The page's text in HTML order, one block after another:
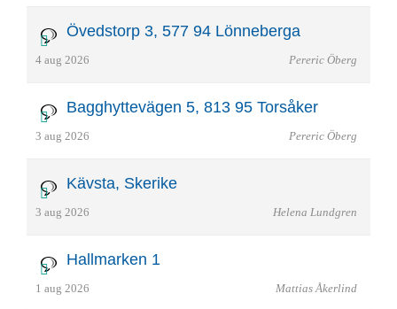
Övedstorp 3, 577 94 Lönneberga
4 aug 2026 Pereric Öberg
Bagghyttevägen 5, 813 95 Torsåker
3 aug 2026 Pereric Öberg
Kävsta, Skerike
3 aug 2026 Helena Lundgren
Hallmarken 1
1 aug 2026 Mattias Åkerlind